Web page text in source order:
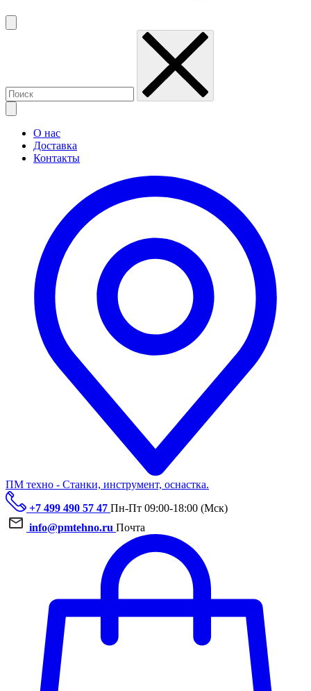
О нас
Доставка
Контакты
ПМ техно - Станки, инструмент, оснастка.
+7 499 490 57 47 Пн-Пт 09:00-18:00 (Мск)
info@pmtehno.ru Почта